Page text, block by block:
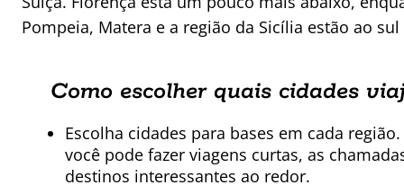
Pompeia, Matera e a região da Sicília estão ao sul
Como escolher quais cidades
Escolha cidades para bases em cada
você pode fazer viagens curtas, as
destinos interessantes ao redor.